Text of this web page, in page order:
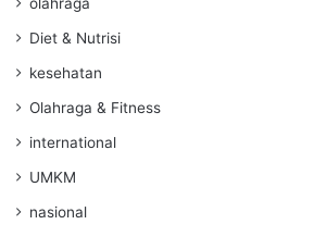
Diet & Nutrisi
kesehatan
Olahraga & Fitness
international
UMKM
nasional